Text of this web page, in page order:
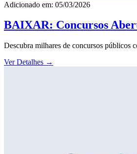
Adicionado em: 05/03/2026
BAIXAR: Concursos
Descubra milhares de concursos públicos
Ver Detalhes →